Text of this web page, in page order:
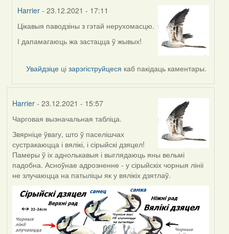
Harrier - 23.12.2021 - 17:11
In
reply
Lighty
Цікавыя паводзіны з гэтай нерухомасцю.
І дапамагаюць жа застацца ў жывых!
Увайдзіце цізарэгіструйцеся каб пакідаць каментары.
Harrier- 23.12.2021 - 15:57
Чарговая вызначальная табліца.
Звярніце ўвагу, што ў паселішчах
сустракаюцца і вялікі, і сірыйскі дзяцел!
Памеры ў іх аднолькавыя і выглядаюць яны вельмі
падобна. Асноўнае адрозненне - у сірыйскіх чорныя лініі
не злучаюцца на патыліцы як у вялікіх дзятлаў.